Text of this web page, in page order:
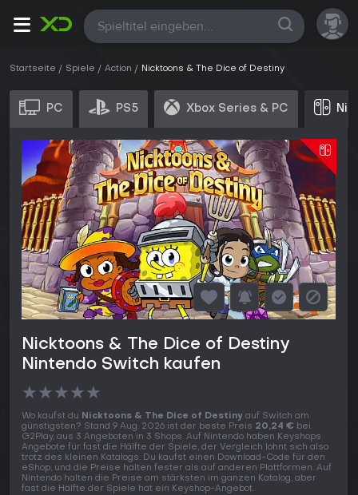
Alle
Startseite Spiele Action Nicktoons & The Dice of Destiny
PC PS5 Xbox Series & PC
Nicktoons & The Dice of Destiny
Nintendo Switch kaufen
★★★★★
Wo kaufst du Nicktoons & The Dice of Destiny auf Switch am
günstigsten? Stand 9 Aug. 2026 ist der beste Preis 20,24 € bei
G2Play, aus 3 Angeboten in 3 Shops. Auf Nintendo haben Keyshops
Angebote für fast die Hälfte der Spiele, der Vergleich lohnt sich also
trotz des kleinen Katalogs. Du kaufst einen Download-Code für den
eShop, und die Preise halten fester als auf anderen Plattformen. Auf
Nintendo halten die Preise am stärksten im ganzen Katalog, aber
fast die Hälfte der Spiele hat ein Keyshop-Angebot.